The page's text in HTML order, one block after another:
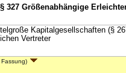
§ 327 Größenabhängige
Kapitalgesellschaften (§
Vertreter
Fassung)